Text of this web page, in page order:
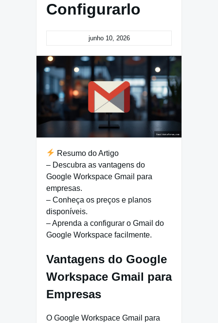
Configurarlo
junho 10, 2026
Resumo do Artigo
– Descubra as vantagens do
Google Workspace Gmail para
empresas.
– Conheça os preços e planos
disponíveis.
– Aprenda a configurar o Gmail do
Google Workspace facilmente.
Vantagens do Google
Workspace Gmail para
Empresas
O Google Workspace Gmail para